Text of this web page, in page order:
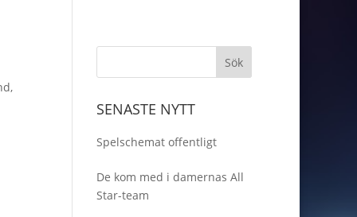
,
SENASTE NYTT
Spelschemat offentligt
De kom med i damernas All
Star-team